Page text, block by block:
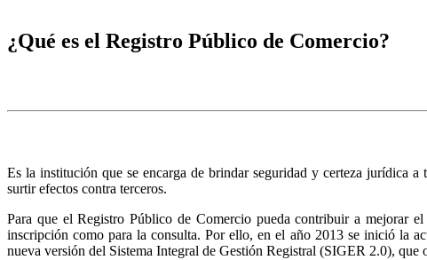
¿Qué es el Registro Público de Comercio?
Es la institución que se encarga de brindar seguridad y certeza jurídica
surtir efectos contra terceros.
Para que el Registro Público de Comercio pueda contribuir a mejorar
inscripción como para la consulta. Por ello, en el año 2013 se inició la
nueva versión del Sistema Integral de Gestión Registral (SIGER 2.0), que